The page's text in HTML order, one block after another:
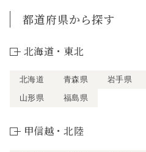
都道府県から探す
北海道・東北
北海道 青森県 岩手県
山形県
福島県
甲信越・北陸